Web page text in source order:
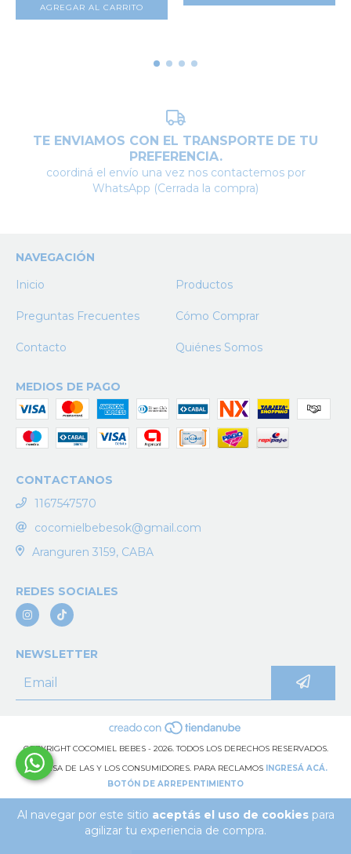
Al navegar por este sitio aceptás el uso de cookiespara
agilizar tu experiencia de compra.
AGREGAR AL CARRITO
TE ENVIAMOS CON EL TRANSPORTE DE TU
PREFERENCIA.
coordiná el envío una vez nos contactemos por
WhatsApp (Cerrada la compra)
NAVEGACIÓN
Inicio
Productos
Preguntas Frecuentes Cómo Comprar
Contacto Quiénes Somos
MEDIOS DE PAGO
CONTACTANOS
1167547570
cocomielbebesok@gmail.com
Aranguren 3159, CABA
REDES SOCIALES
NEWSLETTER
COPYRIGHT COCOMIEL BEBES - 2026. TODOS LOS DERECHOS RESERVADOS.
DEFENSA DE LAS Y LOS CONSUMIDORES. PARA RECLAMOS INGRESÁ ACÁ.
BOTÓN DE ARREPENTIMIENTO